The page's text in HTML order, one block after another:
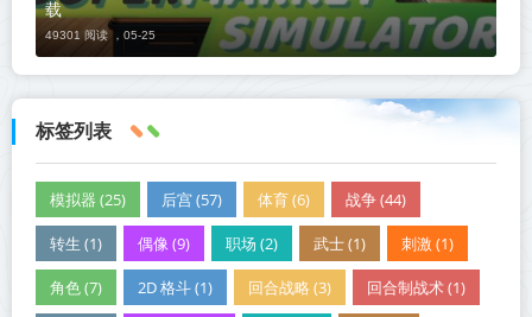
载
49301 阅读 ， 05-25
标签列表
模拟器 (25) 后宫 (57) 体育 (6) 战争 (44)
转生 (1) 偶像 (9) 职场 (2) 武士 (1) 刺激 (1)
角色 (7) 2D 格斗 (1) 回合战略 (3) 回合制战术 (1)